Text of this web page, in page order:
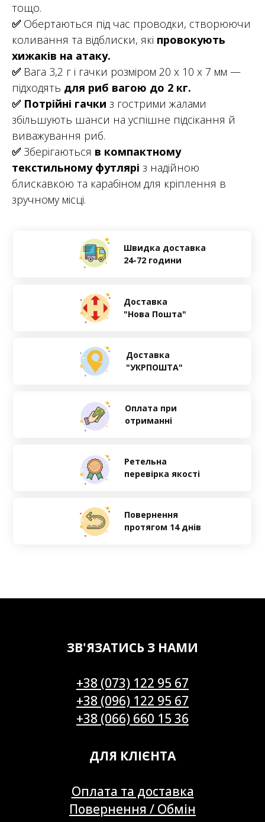
тощо.
✅Обертаються під час проводки, створюючи
коливання та відблиски, які провокують
хижаків на атаку.
✅Вага 3,2 г і гачки розміром 20 х 10 х 7 мм —
підходять для риб вагою до 2 кг.
✅ Потрійні гачки з гострими жалами
збільшують шанси на успішне підсікання й
виважування риб.
✅Зберігаються в компактному
текстильному футлярі з надійною
блискавкою та карабіном для кріплення в
зручному місці.
Оплата при
отриманні
Ретельна
перевірка якості
Швидка доставка
24-72 години
Доставка
"Нова Пошта"
Доставка
"УКРПОШТА"
Повернення
протягом 14 днів
ЗВ'ЯЗАТИСЬ З НАМИ
+38 (073) 122 95 67
+38 (096) 122 95 67
+38 (066) 660 15 36
ДЛЯ КЛІЄНТА
Оплата та доставка
Повернення / Обмін